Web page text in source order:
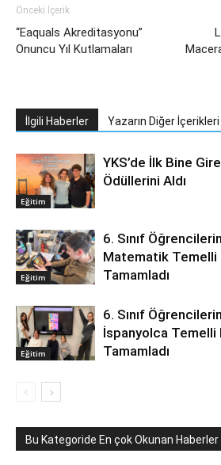
Önceki İçerik
“Eaquals Akreditasyonu”
Onuncu Yıl Kutlamaları
İlgili Haberler Yazarın Diğer İçerikleri
Eğitim
YKS’de İlk Bine
Ödüllerini Aldı
Eğitim
6. Sınıf
Matematik Temelli
Tamamladı
Eğitim
6. Sınıf
İspanyolca Temelli
Tamamladı
Bu Kategoride En çok Okunan Haberler